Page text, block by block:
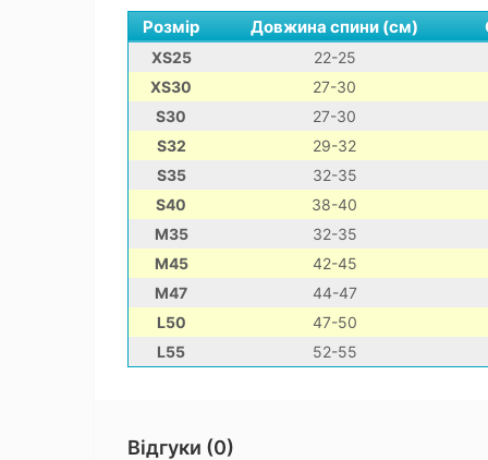
Розмір Довжина спини (см)
XS25
22-25
XS30
27-30
S30
27-30
S32
29-32
S35
32-35
S40
38-40
M35
32-35
M45
42-45
M47
44-47
L50
47-50
L55
52-55
Відгуки (0)